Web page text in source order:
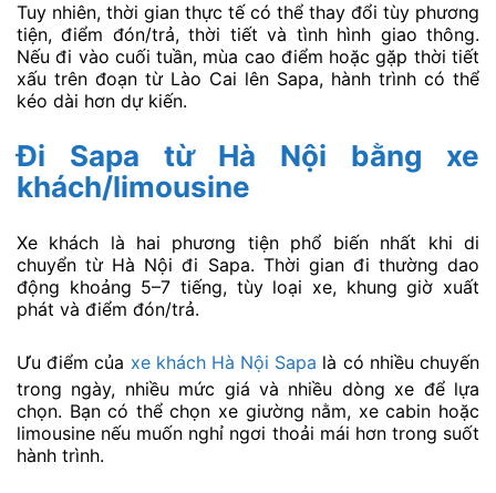
Tuy nhiên, thời gian thực tế có thể thay đổi tùy phương
tiện, điểm đón/trả, thời tiết và tình hình giao thông.
Nếu đi vào cuối tuần, mùa cao điểm hoặc gặp thời tiết
xấu trên đoạn từ Lào Cai lên Sapa, hành trình có thể
kéo dài hơn dự kiến.
Đi Sapa từ Hà Nội bằng xe
khách/limousine
Xe khách là hai phương tiện phổ biến nhất khi di
chuyển từ Hà Nội đi Sapa. Thời gian đi thường dao
động khoảng 5–7 tiếng, tùy loại xe, khung giờ xuất
phát và điểm đón/trả.
Ưu điểm của xe khách Hà Nội Sapa là có nhiều chuyến
trong ngày, nhiều mức giá và nhiều dòng xe để lựa
chọn. Bạn có thể chọn xe giường nằm, xe cabin hoặc
limousine nếu muốn nghỉ ngơi thoải mái hơn trong suốt
hành trình.